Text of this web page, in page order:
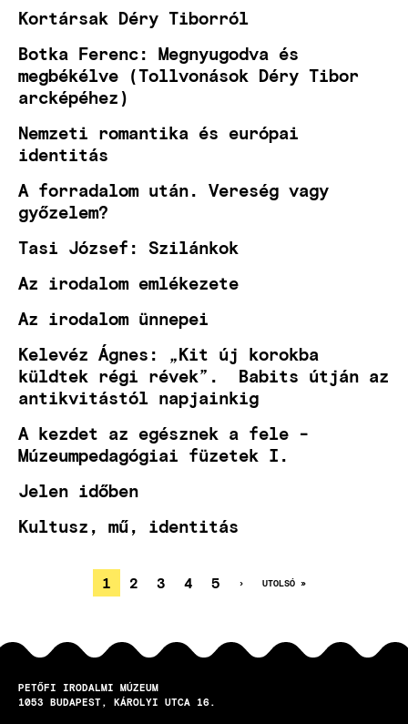
Kortársak Déry Tiborról
Botka Ferenc: Megnyugodva és
megbékélve (Tollvonások Déry Tibor
arcképéhez)
Nemzeti romantika és európai
identitás
A forradalom után. Vereség vagy
győzelem?
Tasi József: Szilánkok
Az irodalom emlékezete
Az irodalom ünnepei
Kelevéz Ágnes: „Kit új korokba
küldtek régi révek”. Babits útján az
antikvitástól napjainkig
A kezdet az egésznek a fele -
Múzeumpedagógiai füzetek I.
Jelen időben
Kultusz, mű, identitás
OLDALSZÁMOZÁS
JELENLEGI
OLDAL
1 OLDAL
2 OLDAL
3 OLDAL
4 OLDAL
5
KÖVETKEZŐ
›
UTOLSÓ
UTOLSÓ »
PETŐFI IRODALMI MÚZEUM
1053
BUDAPEST KÁROLYI UTCA 16.